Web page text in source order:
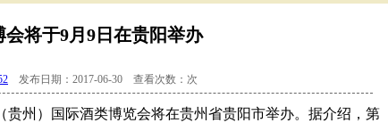
会将于9月9日在贵阳举办
发布日期：2017-06-30 查看次数： 次
州）国际酒类博览会将在贵州省贵阳市举办。据介绍，第